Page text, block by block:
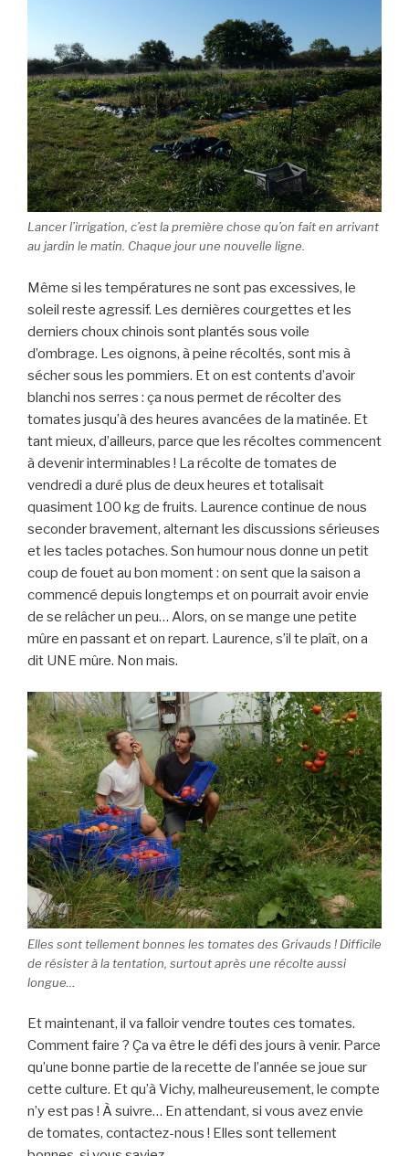
Lancer l’irrigation, c’est la première chose qu’on fait en arrivant
au jardin le matin. Chaque jour une nouvelle ligne.
Même si les températures ne sont pas excessives, le
soleil reste agressif. Les dernières courgettes et les
derniers choux chinois sont plantés sous voile
d’ombrage. Les oignons, à peine récoltés, sont mis à
sécher sous les pommiers. Et on est contents d’avoir
blanchi nos serres : ça nous permet de récolter des
tomates jusqu’à des heures avancées de la matinée. Et
tant mieux, d’ailleurs, parce que les récoltes commencent
à devenir interminables ! La récolte de tomates de
vendredi a duré plus de deux heures et totalisait
quasiment 100 kg de fruits. Laurence continue de nous
seconder bravement, alternant les discussions sérieuses
et les tacles potaches. Son humour nous donne un petit
coup de fouet au bon moment : on sent que la saison a
commencé depuis longtemps et on pourrait avoir envie
de se relâcher un peu… Alors, on se mange une petite
mûre en passant et on repart. Laurence, s’il te plaît, on a
dit UNE mûre. Non mais.
Elles sont tellement bonnes les tomates des Grivauds ! Difficile
de résister à la tentation, surtout après une récolte aussi
longue…
Et maintenant, il va falloir vendre toutes ces tomates.
Comment faire ? Ça va être le défi des jours à venir. Parce
qu’une bonne partie de la recette de l’année se joue sur
cette culture. Et qu’à Vichy, malheureusement, le compte
n’y est pas ! À suivre… En attendant, si vous avez envie
de tomates, contactez-nous ! Elles sont tellement